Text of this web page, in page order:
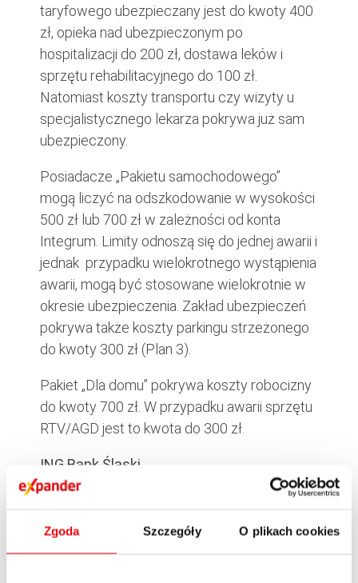
Zgoda Szczegóły O plikach cookies
taryfowego ubezpieczany jest do kwoty 400
zł, opieka nad ubezpieczonym po
hospitalizacji do 200 zł, dostawa leków i
sprzętu rehabilitacyjnego do 100 zł.
Natomiast koszty transportu czy wizyty u
specjalistycznego lekarza pokrywa już sam
ubezpieczony.
Posiadacze „Pakietu samochodowego”
mogą liczyć na odszkodowanie w wysokości
500 zł lub 700 zł w zależności od konta
Integrum. Limity odnoszą się do jednej awarii i
jednak przypadku wielokrotnego wystąpienia
awarii, mogą być stosowane wielokrotnie w
okresie ubezpieczenia. Zakład ubezpieczeń
pokrywa także koszty parkingu strzeżonego
do kwoty 300 zł (Plan 3).
Pakiet „Dla domu” pokrywa koszty robocizny
do kwoty 700 zł. W przypadku awarii sprzętu
RTV/AGD jest to kwota do 300 zł.
ING Bank Śląski
„Ubezpieczenie podstawowe” – bezpłatne
ubezpieczenie, którym objęci są posiadacze